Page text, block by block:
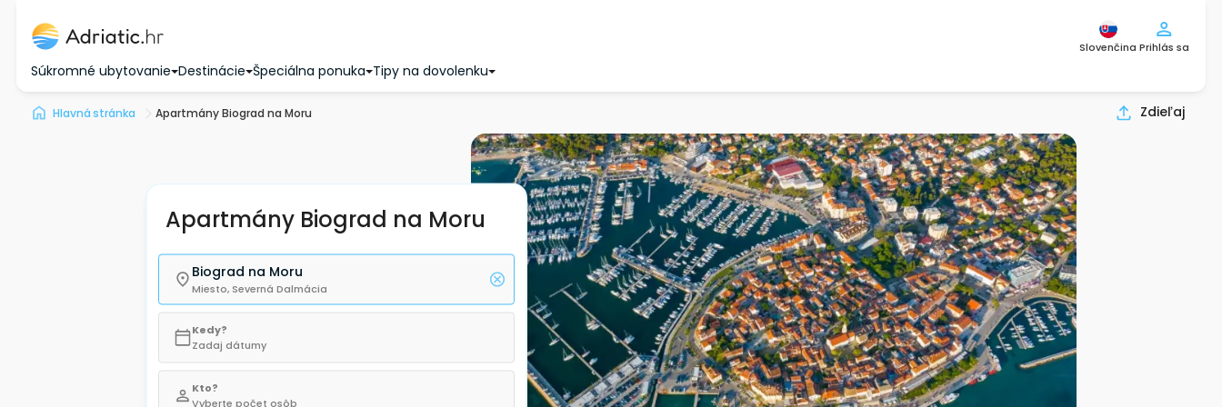
Slovenčina Prihlás sa
Súkromné ubytovanie Destinácie Špeciálna ponuka Tipy na dovolenku
Hlavná stránka Apartmány Biograd na Moru Zdieľaj
Apartmány Biograd na Moru
Biograd na Moru
Miesto, Severná Dalmácia
Kedy?
Zadaj dátumy
Kto?
Vyberte počet osôb